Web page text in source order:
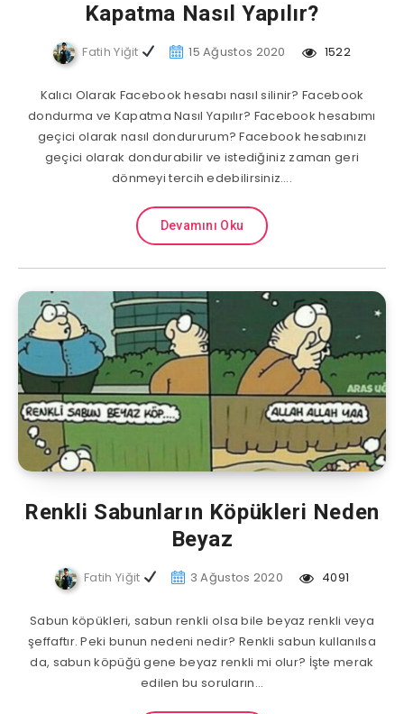
Kapatma Nasıl Yapılır?
Fatih Yiğit 15 Ağustos 2020 1522
Kalıcı Olarak Facebook hesabı nasıl silinir? Facebook
dondurma ve Kapatma Nasıl Yapılır? Facebook hesabımı
geçici olarak nasıl dondururum? Facebook hesabınızı
geçici olarak dondurabilir ve istediğiniz zaman geri
dönmeyi tercih edebilirsiniz….
Devamını Oku
Renkli Sabunların Köpükleri Neden
Beyaz
Fatih Yiğit 3 Ağustos 2020 4091
Sabun köpükleri, sabun renkli olsa bile beyaz renkli veya
şeffaftır. Peki bunun nedeni nedir? Renkli sabun kullanılsa
da, sabun köpüğü gene beyaz renkli mi olur? İşte merak
edilen bu soruların…